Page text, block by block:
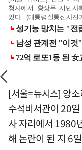
청사에서 황상무 시민사
있다. (대통령실통신사진
[서울=뉴시스] 양
수석비서관이 20
사 자리에서 1980
해 논란이 된 지 6